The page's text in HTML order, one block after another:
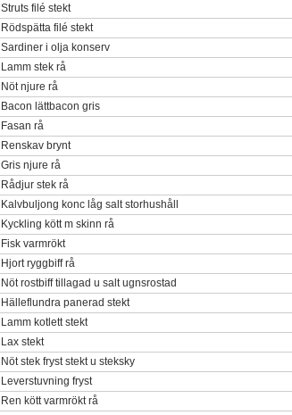
Struts filé stekt
Rödspätta filé stekt
Sardiner i olja konserv
Lamm stek rå
Nöt njure rå
Bacon lättbacon gris
Fasan rå
Renskav brynt
Gris njure rå
Rådjur stek rå
Kalvbuljong konc låg salt storhushåll
Kyckling kött m skinn rå
Fisk varmrökt
Hjort ryggbiff rå
Nöt rostbiff tillagad u salt ugnsrostad
Hälleflundra panerad stekt
Lamm kotlett stekt
Lax stekt
Nöt stek fryst stekt u steksky
Leverstuvning fryst
Ren kött varmrökt rå